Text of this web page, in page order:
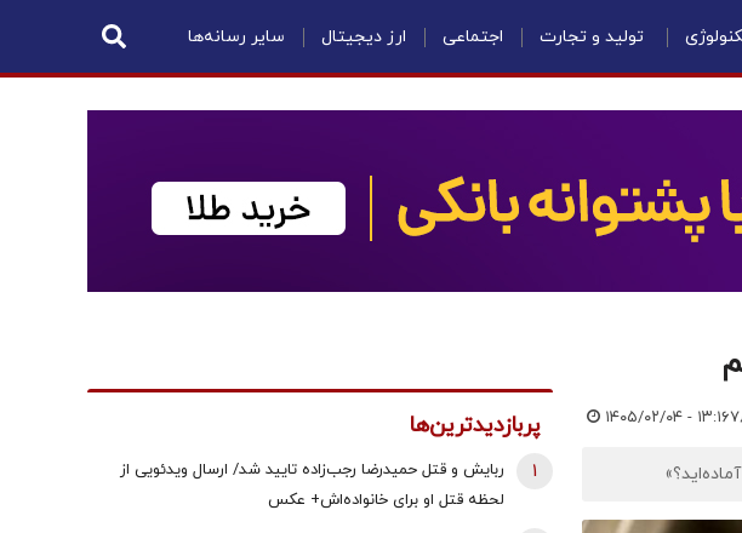
تولید و تجارت اجتماعی ارز دیجیتال سایر رسانه‌ها
۱۴۰۵/۰۲/۰۴ - ۱۳:۱۶ پربازدیدترین‌ها
ربایش و قتل حمیدرضا رجب‌زاده تایید شد/ ارسال ویدئویی از
لحظه قتل او برای خانواده‌اش+ عکس
1